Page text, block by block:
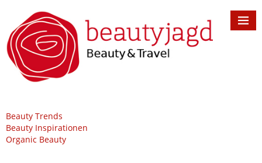
Beauty Trends
Beauty Inspirationen
Organic Beauty